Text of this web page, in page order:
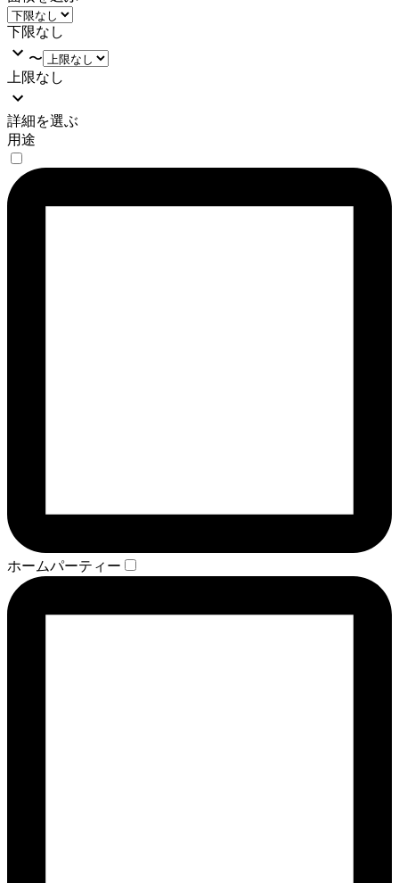
下限なし
〜
上限なし
詳細を選ぶ
用途
ホームパーティー